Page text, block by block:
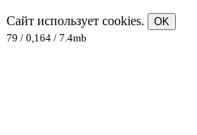
Сайт использует cookies.
OK
79 / 0,164 / 7.4mb